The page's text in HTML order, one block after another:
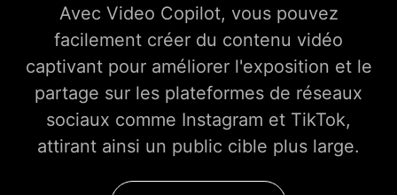
Avec Video Copilot, vous pouvez
facilement créer du contenu vidéo
captivant pour améliorer l'exposition et le
partage sur les plateformes de réseaux
sociaux comme Instagram et TikTok,
attirant ainsi un public cible plus large.